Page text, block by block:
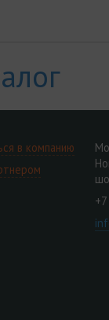
в компанию